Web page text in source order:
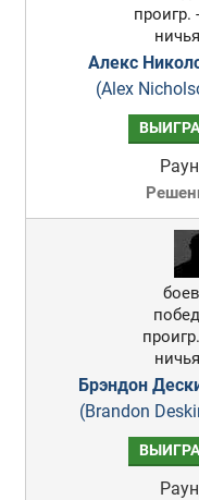
проигр.
Алекс
(Alex
Брэндон
(Brandon